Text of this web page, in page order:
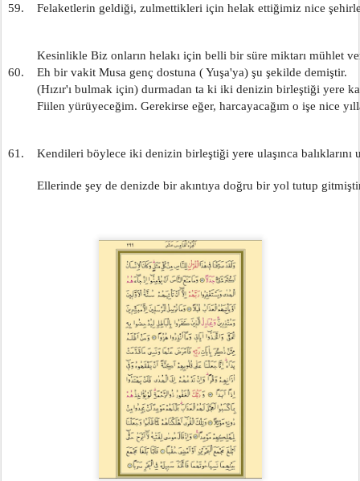
59.    Felaketlerin geldiği, zulmettikleri için helak ettiğimiz nice
Kesinlikle Biz onların helakı için belli bir süre miktarı mühlet
60.    Eh bir vakit Musa genç dostuna ( Yuşa'ya) şu şekilde demiştir.
(Hızır'ı bulmak için) durmadan ta ki iki denizin birleştiği yere
Fiilen yürüyeceğim. Gerekirse eğer, harcayacağım o işe nice
61.    Kendileri böylece iki denizin birleştiği yere ulaşınca balıklarını
Ellerinde şey de denizde bir akıntıya doğru bir yol tutup